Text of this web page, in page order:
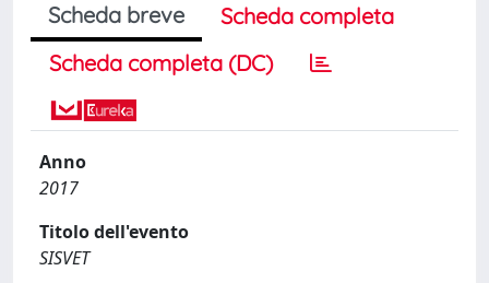
Scheda breve
Scheda completa
Scheda completa (DC)
Anno
2017
Titolo dell'evento
SISVET